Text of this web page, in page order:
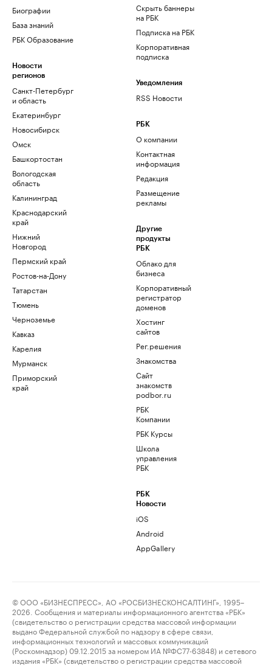
Биографии
База знаний
РБК Образование
Новости
регионов
Санкт-Петербург
и область
Екатеринбург
Новосибирск
Омск
Башкортостан
Вологодская
область
Калининград
Краснодарский
край
Нижний
Новгород
Пермский край
Ростов-на-Дону
Татарстан
Тюмень
Черноземье
Кавказ
Карелия
Мурманск
Приморский
край
Скрыть баннеры
на РБК
Подписка на РБК
Корпоративная
подписка
Уведомления
RSS Новости
РБК
О компании
Контактная
информация
Редакция
Размещение
рекламы
Другие
продукты
РБК
Облако для
бизнеса
Корпоративный
регистратор
доменов
Хостинг
сайтов
Рег.решения
Знакомства
Сайт
знакомств
podbor.ru
РБК
Компании
РБК Курсы
Школа
управления
РБК
РБК
Новости
iOS
Android
AppGallery
© ООО «БИЗНЕСПРЕСС», АО «РОСБИЗНЕСКОНСАЛТИНГ», 1995–
2026. Сообщения и материалы информационного агентства «РБК»
(свидетельство о регистрации средства массовой информации
выдано Федеральной службой по надзору в сфере связи,
информационных технологий и массовых коммуникаций
(Роскомнадзор) 09.12.2015 за номером ИА №ФС77-63848) и сетевого
издания «РБК» (свидетельство о регистрации средства массовой